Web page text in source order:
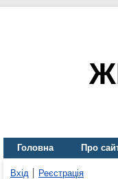
Головна Про
Вхід Реєстрація